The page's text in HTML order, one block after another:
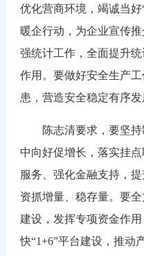
优化营商环境，竭诚当好
暖企行动，为企业宣传
强统计工作，全面提升
作用。要做好安全生产
患，营造安全稳定有
陈志清要求，要坚持
中向好促增长，落实挂
服务、强化金融支持，
资抓增量、稳存量。要
建设，发挥专项资金作
快“1+6”平台建设，推动